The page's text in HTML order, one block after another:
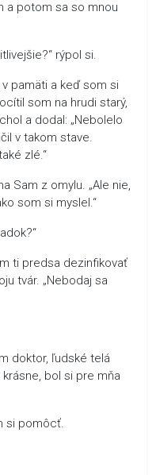
a potom sa so mnou
rýpol si.
v pamäti a keď som si
som na hrudi starý,
a dodal: „Nebolelo
v takom stave.
zlé.“
Sam z omylu. „Ale nie,
som si myslel.“
ti predsa dezinfikovať
tvár. „Nebodaj sa
doktor, ľudské telá
bol si pre mňa
si pomôcť.